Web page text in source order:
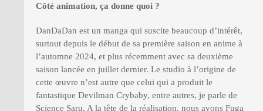
Côté animation, ça donne quoi ?
DanDaDan est un manga qui suscite beaucoup d’intérêt,
surtout depuis le début de sa première saison en anime à
l’automne 2024, et plus récemment avec sa deuxième
saison lancée en juillet dernier. Le studio à l’origine de
cette œuvre n’est autre que celui qui a produit le
fantastique Devilman Crybaby, entre autres, je parle de
Science Saru. A la tête de la réalisation, nous avons Fuga